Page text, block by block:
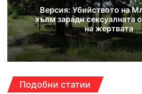
Версия: Убийството на
хълм заради сексуалната
на жертвата
Подобни статии